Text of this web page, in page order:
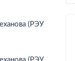
(РЭУ
(РЭУ